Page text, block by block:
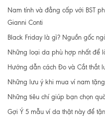
Nam tính và đẳng cấp với BST
Gianni Conti
Black Friday là gì? Nguồn gốc
Những loại da phù hợp nhất để
Hướng dẫn cách Đo và Cắt thắt
Những lưu ý khi mua ví nam
Những tiêu chí giúp bạn chọn
Gợi Ý 5 mẫu ví da thật này để